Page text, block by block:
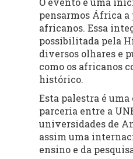
pensarmos África
africanos. Essa
possibilitada pela
diversos olhares e
como os africanos
histórico.
Esta palestra é
parceria entre a
universidades de
assim uma
ensino e da